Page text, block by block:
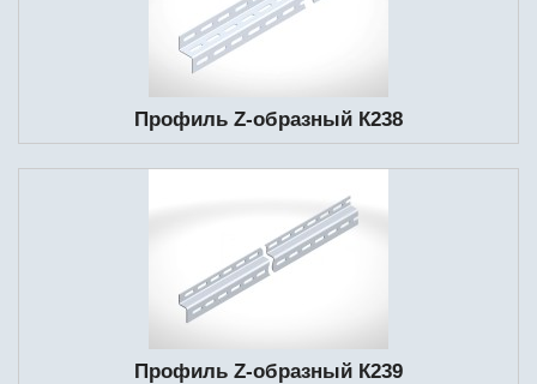
Профиль Z-образный К238
Профиль Z-образный К239